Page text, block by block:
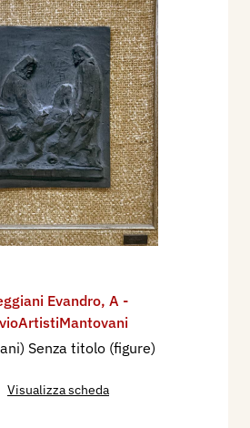
Evandro, A -
Senza titolo (figure)
Visualizza scheda